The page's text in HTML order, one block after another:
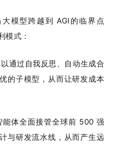
模型跨越到 AGI的临界点
模式：
通过自我反思、自动生成合
的子模型，从而让研发成本
能体全面接管全球前 500 强
与研发流水线，从而产生远